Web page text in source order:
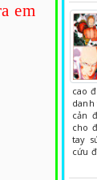
em
cao
cản
cho
tay
cứu